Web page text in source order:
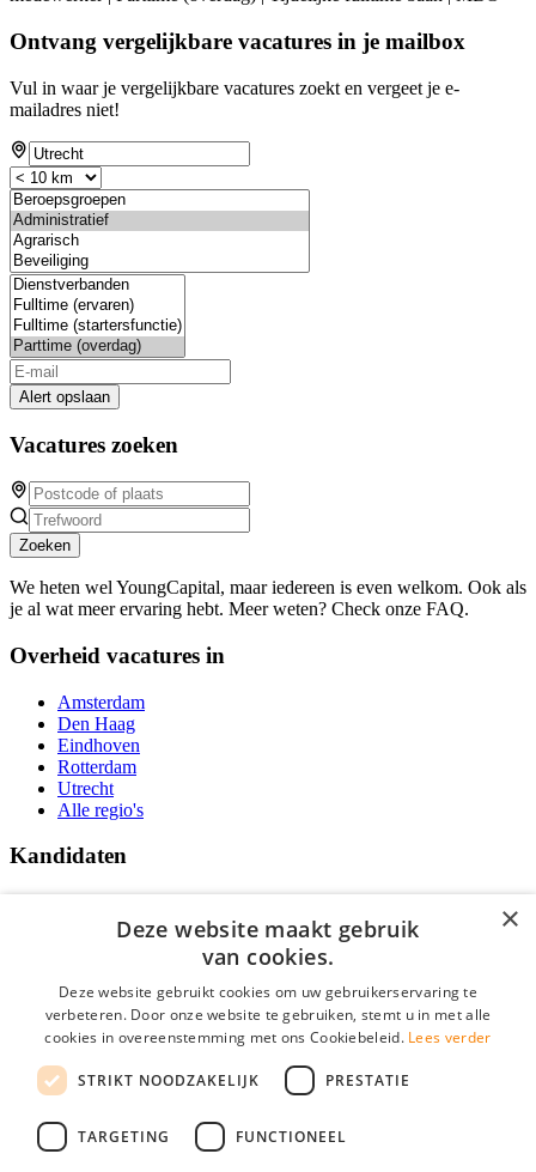
Ontvang vergelijkbare vacatures in je mailbox
Vul in waar je vergelijkbare vacatures zoekt en vergeet je e-
mailadres niet!
Alert opslaan
Vacatures zoeken
Zoeken
We heten wel YoungCapital, maar iedereen is even welkom. Ook als
je al wat meer ervaring hebt. Meer weten? Check onze FAQ.
Overheid vacatures in
Amsterdam
Den Haag
Eindhoven
Rotterdam
Utrecht
Alle regio's
Kandidaten
Vacatures
Over Vacatures Overheid Online
YoungCapital IOS App
YoungCapital Android App
Social
×
Deze website maakt gebruik
van cookies.
Deze website gebruikt cookies om uw gebruikerservaring te
verbeteren. Door onze website te gebruiken, stemt u in met alle
cookies in overeenstemming met ons Cookiebeleid. Lees verder
STRIKT NOODZAKELIJK PRESTATIE
TARGETING FUNCTIONEEL